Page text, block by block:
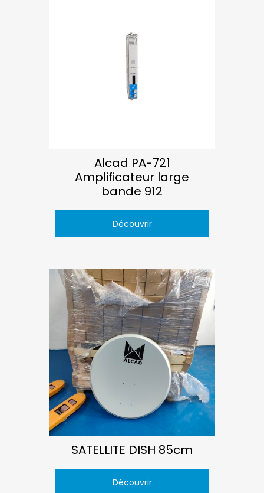
Alcad PA-721
Amplificateur large
bande 912
Découvrir
SATELLITE DISH 85cm
Découvrir